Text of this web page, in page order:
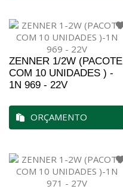
ZENNER 1/2W (PACOTE
COM 10 UNIDADES ) -
1N 969 - 22V
ORÇAMENTO